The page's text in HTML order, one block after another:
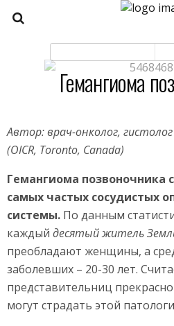
Гемангиома
Автор: врач-онколог, гистолог
(OICR, Toronto, Canada)
Гемангиома позвоночника
самых частых сосудистых
системы. По данным
каждый десятый житель
преобладают женщины, а
заболевших – 20-30 лет.
представительниц
могут страдать этой